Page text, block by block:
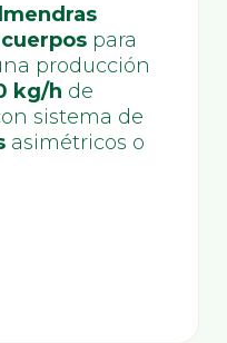
para
producción
kg/h de
sistema de
asimétricos o